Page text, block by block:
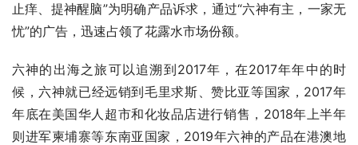
止痒、提神醒脑”为明确产品诉求，通过“六神有主，一家无
忧”的广告，迅速占领了花露水市场份额。
六神的出海之旅可以追溯到2017年，在2017年年中的时
候，六神就已经远销到毛里求斯、赞比亚等国家，2017年
年底在美国华人超市和化妆品店进行销售，2018年上半年
则进军柬埔寨等东南亚国家，2019年六神的产品在港澳地